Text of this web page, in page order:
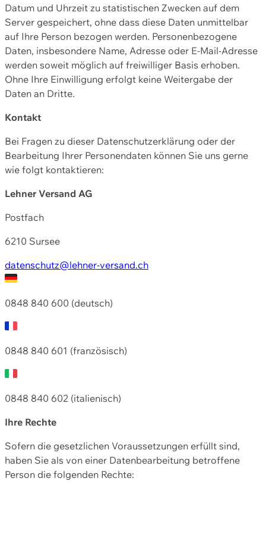
Datum und Uhrzeit zu statistischen Zwecken auf dem
Server gespeichert, ohne dass diese Daten unmittelbar
auf Ihre Person bezogen werden. Personenbezogene
Daten, insbesondere Name, Adresse oder E-Mail-Adresse
werden soweit möglich auf freiwilliger Basis erhoben.
Ohne Ihre Einwilligung erfolgt keine Weitergabe der
Daten an Dritte.
Kontakt
Bei Fragen zu dieser Datenschutzerklärung oder der
Bearbeitung Ihrer Personendaten können Sie uns gerne
wie folgt kontaktieren:
Lehner Versand AG
Postfach
6210 Sursee
datenschutz@lehner-versand.ch
0848 840 600 (deutsch)
0848 840 601 (französisch)
0848 840 602 (italienisch)
Ihre Rechte
Sofern die gesetzlichen Voraussetzungen erfüllt sind,
haben Sie als von einer Datenbearbeitung betroffene
Person die folgenden Rechte: